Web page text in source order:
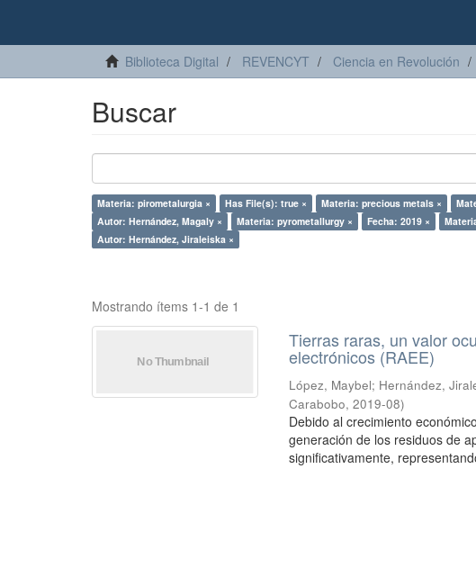
Biblioteca Digital REVENCYT Ciencia en Revolución
Buscar
Materia: pirometalurgia × Has File(s): true × Materia: precious metals ×
Autor: Hernández, Magaly ×
Materia: pyrometallurgy × Fecha: 2019 ×
Autor: Hernández, Jiraleiska ×
Mostrando ítems 1-1 de 1
Tierras raras, un valor
electrónicos (RAEE)
López, Maybel; Hernández,
Carabobo,2019-08)
Debido al crecimiento
generación de los residuos de
significativamente,